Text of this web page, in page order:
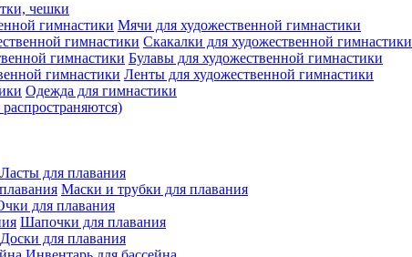
чешки
Мячи для художественной гимнастики
Скакалки для художественной гимнастики
Булавы для художественной гимнастики
Ленты для художественной гимнастики
Одежда для гимнастики
Ласты для плавания
Маски и трубки для плавания
для плавания
Шапочки для плавания
Доски для плавания